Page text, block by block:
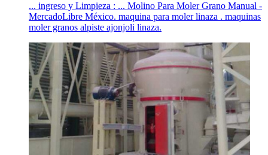
... ingreso y Limpieza : ... Molino Para Moler Grano Manual -
MercadoLibre México. maquina para moler linaza . maquinas
moler granos alpiste ajonjoli linaza.